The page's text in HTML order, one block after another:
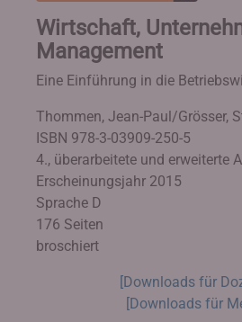
Wirtschaft,
Management
Eine Einführung in die
Thommen, Jean-Paul/Grösser,
ISBN 978-3-03909-250-5
4., überarbeitete und erweiterte
Erscheinungsjahr 2015
Sprache D
176 Seiten
broschiert
[Downloads für
[Downloads für